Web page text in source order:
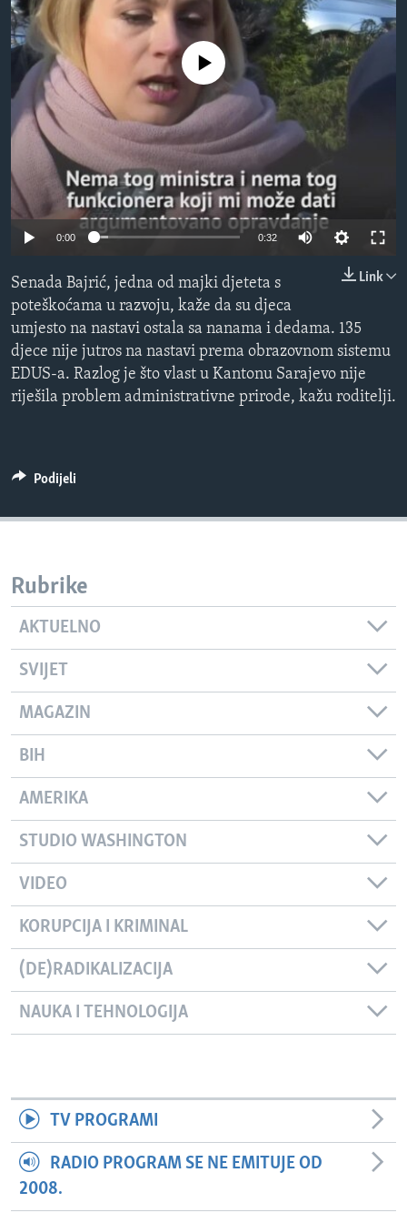
MAGAZIN
O GLASU AMERIKE
Learning English
PRATITE NAS
Jezici
No media source currently available
0:00 0:32
Link
Senada Bajrić, jedna od majki djeteta s
poteškoćama u razvoju, kaže da su djeca
umjesto na nastavi ostala sa nanama i dedama. 135
djece nije jutros na nastavi prema obrazovnom sistemu
EDUS-a. Razlog je što vlast u Kantonu Sarajevo nije
riješila problem administrativne prirode, kažu roditelji.
Podijeli
Rubrike
AKTUELNO
SVIJET
MAGAZIN
BIH
AMERIKA
STUDIO WASHINGTON
VIDEO
KORUPCIJA I KRIMINAL
(DE)RADIKALIZACIJA
NAUKA I TEHNOLOGIJA
TV PROGRAMI
RADIO PROGRAM SE NE EMITUJE OD
2008.